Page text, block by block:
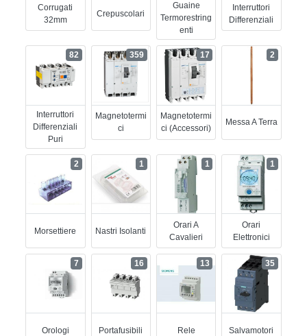
Corrugati
32mm
Crepuscolari
Guaine
Termorestring
Enti
Interruttori
Differenziali
Interruttori
Differenziali
Puri
82
Magnetotermi
Ci
359
Magnetotermi
Ci (accessori)
17
Messa A Terra
2
Morsettiere
2
Nastri Isolanti
1
Orari A
Cavalieri
1
Orari
Elettronici
1
Orologi
7
Portafusibili
16
Rele
13
Salvamotori
35